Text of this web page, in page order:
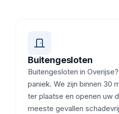
Buitengesloten
Buitengesloten in
paniek. We zijn binnen 30
ter plaatse en openen uw
meeste gevallen